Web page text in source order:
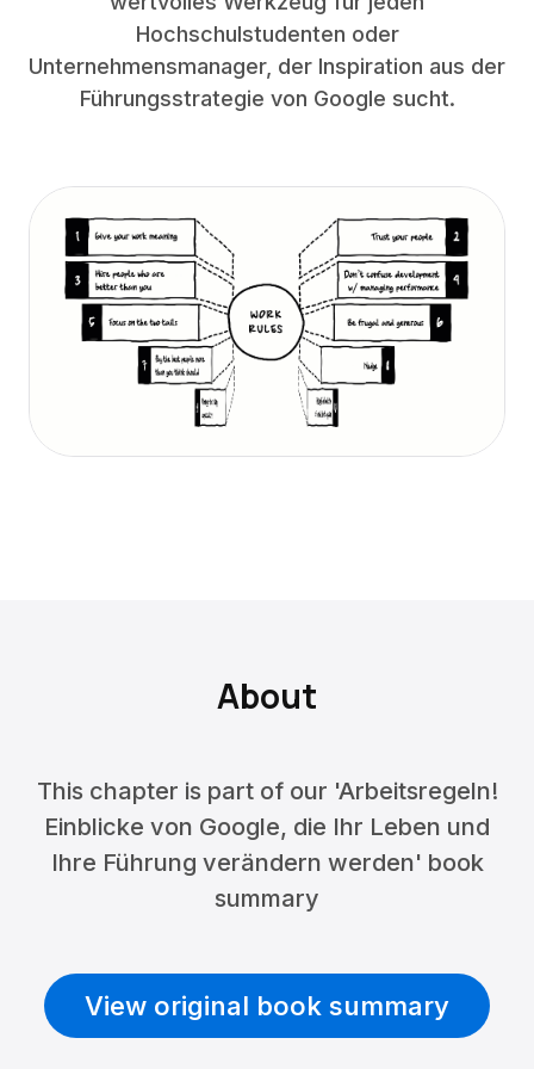
Hochschulstudenten oder
Unternehmensmanager, der Inspiration aus der
Führungsstrategie von Google sucht.
About
This chapter is part of our 'Arbeitsregeln!
Einblicke von Google, die Ihr Leben und
Ihre Führung verändern werden' book
summary
View original book summary